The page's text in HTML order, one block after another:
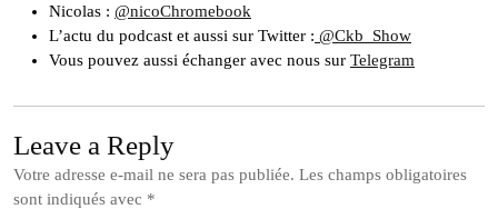
Nicolas : @nicoChromebook
L’actu du podcast et aussi sur Twitter : @Ckb_Show
Vous pouvez aussi échanger avec nous sur Telegram
Leave a Reply
Votre adresse e-mail ne sera pas publiée. Les champs obligatoires
sont indiqués avec *